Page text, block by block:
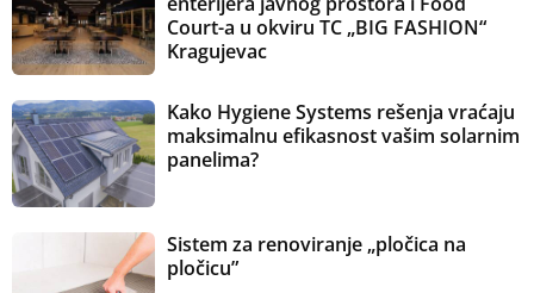
Court-a u okviru TC „BIG FASHION“
Kragujevac
Kako Hygiene Systems rešenja vraćaju
maksimalnu efikasnost vašim solarnim
panelima?
Sistem za renoviranje „pločica na
pločicu”